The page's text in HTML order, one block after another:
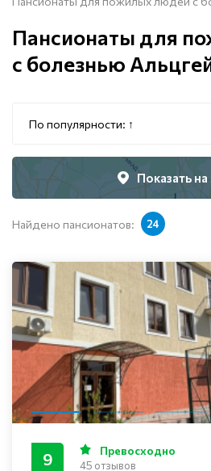
Пансионаты для
с болезнью
По популярности: ↑
Показать на
Найдено пансионатов: 24
9 Превосходно
45 отзывов